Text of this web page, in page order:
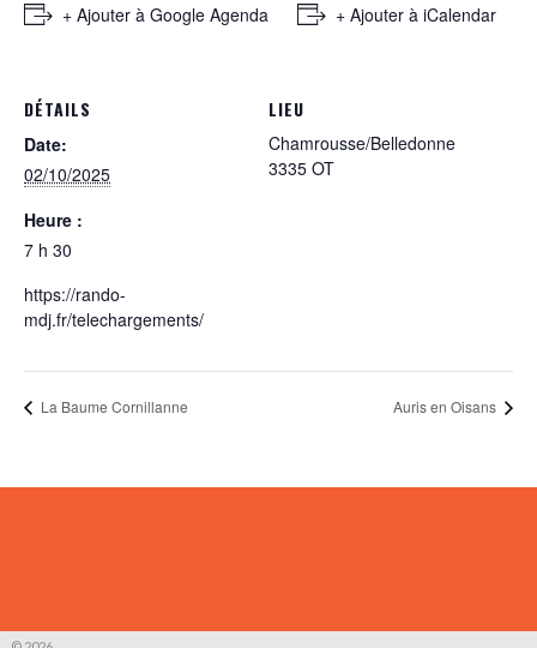
+ Ajouter à Google Agenda + Ajouter à iCalendar
DÉTAILS
Date:
02/10/2025
Heure :
7 h 30
https://rando-
mdj.fr/telechargements/
LIEU
Chamrousse/Belledonne
3335 OT
La Baume Cornillanne Auris en Oisans